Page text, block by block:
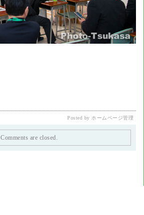
Posted by ホームページ管理
Comments are closed.